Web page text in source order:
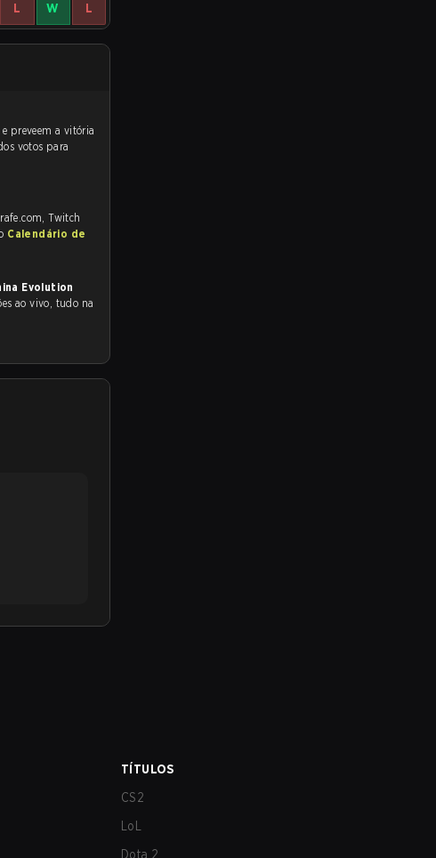
L W L
votos para
Twitch
Calendário de
Evolution
TÍTULOS
CS2
LoL
Dota 2